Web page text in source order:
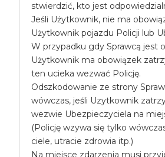
stwierdzić, kto jest
Jeśli Użytkownik, nie ma
Użytkownik pojazdu Policji lub
W przypadku gdy Sprawcą jest
Użytkownik ma obowiązek
ten ucieka wezwać Policję.
Odszkodowanie ze strony
wówczas, jeśli Uzytkownik
wezwie Ubezpieczyciela na
(Policję wzywa się tylko
ciele, utracie zdrowia itp.)
Na miejsce zdarzenia musi